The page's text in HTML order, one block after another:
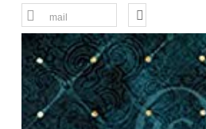
mail